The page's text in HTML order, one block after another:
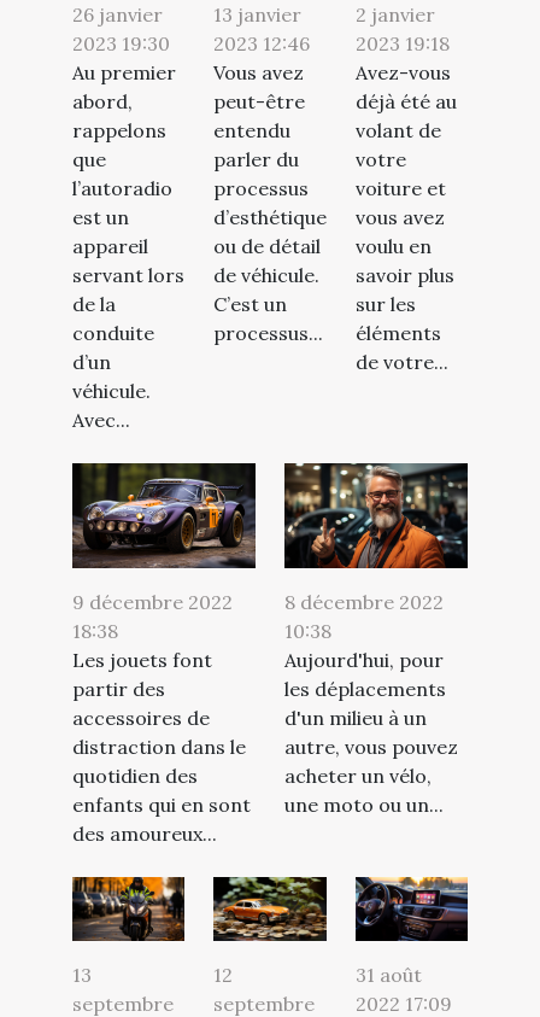
26 janvier
2023 19:30
Au premier
abord,
rappelons
que
l’autoradio
est un
appareil
servant lors
de la
conduite
d’un
véhicule.
Avec...
13 janvier
2023 12:46
Vous avez
peut-être
entendu
parler du
processus
d’esthétique
ou de détail
de véhicule.
C’est un
processus...
2 janvier
2023 19:18
Avez-vous
déjà été au
volant de
votre
voiture et
vous avez
voulu en
savoir plus
sur les
éléments
de votre...
9 décembre 2022
18:38
Les jouets font
partir des
accessoires de
distraction dans le
quotidien des
enfants qui en sont
des amoureux...
8 décembre 2022
10:38
Aujourd'hui, pour
les déplacements
d'un milieu à un
autre, vous pouvez
acheter un vélo,
une moto ou un...
13
septembre
12
septembre
31 août
2022 17:09